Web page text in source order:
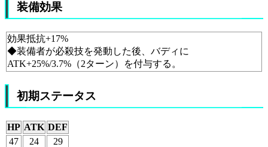
装備効果
効果抵抗+17%
◆装備者が必殺技を発動した後、バディに
ATK+25%/3.7%（2ターン）を付与する。
初期ステータス
HP ATK DEF
47
24 29